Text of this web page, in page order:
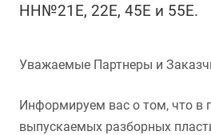
НН№21Е, 22Е, 45Е и 55Е.
Уважаемые Партнеры и
Информируем вас о том, что в
выпускаемых разборных